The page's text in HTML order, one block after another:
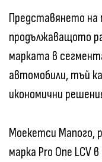
Представянето
продължаващото
марката в
автомобили, тъй
икономични
Моекетси Мапого,
марка Pro One